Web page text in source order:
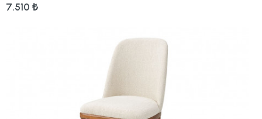
7.510 ₺